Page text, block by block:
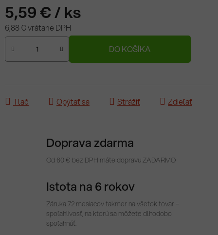
5,59 €/ ks
6,88 € vrátane DPH
DO KOŠÍKA
Tlač Opýtať sa Strážiť Zdieľať
Doprava zdarma
Od 60 € bez DPH máte dopravu ZADARMO
Istota na 6 rokov
Záruka 72 mesiacov takmer na všetok tovar –
spoľahlivosť, na ktorú sa môžete dlhodobo
spoľahnúť.